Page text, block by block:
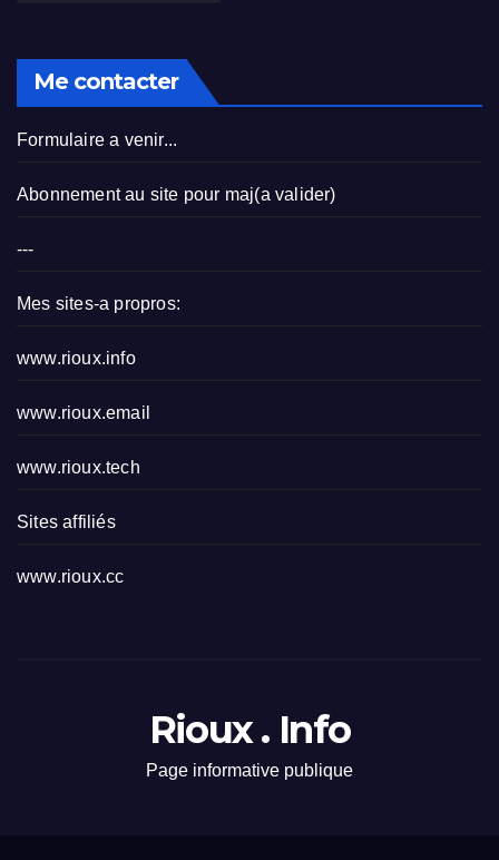
Me contacter
Formulaire a venir...
Abonnement au site pour maj(a valider)
---
Mes sites-a propros:
www.rioux.info
www.rioux.email
www.rioux.tech
Sites affiliés
www.rioux.cc
Rioux . Info
Page informative publique